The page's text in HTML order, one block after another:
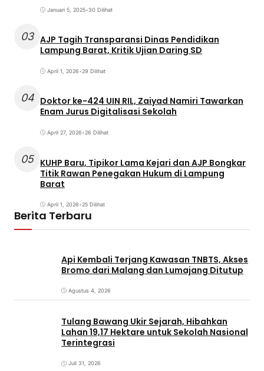
Januari 5, 2025•30 Dilihat
03 AJP Tagih Transparansi Dinas Pendidikan
Lampung Barat, Kritik Ujian Daring SD
April 1, 2026•29 Dilihat
04 Doktor ke-424 UIN RIL, Zaiyad Namiri Tawarkan
Enam Jurus Digitalisasi Sekolah
April 27, 2026•26 Dilihat
05 KUHP Baru, Tipikor Lama Kejari dan AJP Bongkar
Titik Rawan Penegakan Hukum di Lampung
Barat
April 1, 2026•25 Dilihat
Berita Terbaru
Api Kembali Terjang Kawasan TNBTS, Akses
Bromo dari Malang dan Lumajang Ditutup
Agustus 4, 2026
Tulang Bawang Ukir Sejarah, Hibahkan
Lahan 19,17 Hektare untuk Sekolah Nasional
Terintegrasi
Juli 31, 2026